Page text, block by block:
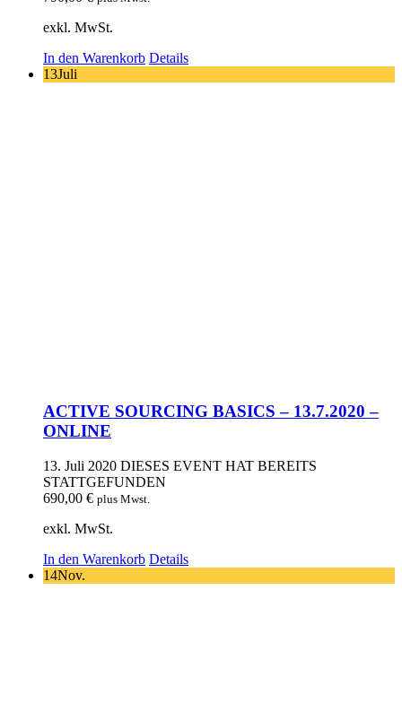
exkl. MwSt.
In den Warenkorb Details
13Juli
ACTIVE SOURCING BASICS – 13.7.2020 –
ONLINE
13. Juli 2020 DIESES EVENT HAT BEREITS
STATTGEFUNDEN
690,00 € plus Mwst.
exkl. MwSt.
In den Warenkorb Details
14Nov.